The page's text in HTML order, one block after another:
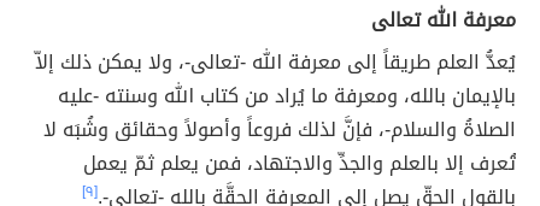
معرفة الله تعالى
يُعدُّ العلم طريقاً إلى معرفة الله -تعالى-، ولا يمكن ذلك إلاّ
بالإيمان بالله، ومعرفة ما يُراد من كتاب الله وسنته -عليه
الصلاةُ والسلام-، فإنَّ لذلك فروعاً وأصولاً وحقائق وشُبَه لا
تُعرف إلا بالعلم والجدِّ والاجتهاد، فمن يعلم ثمّ يعمل
بالقول الحقّ يصل إلى المعرفة الحقَّة بالله -تعالى-.[٩]